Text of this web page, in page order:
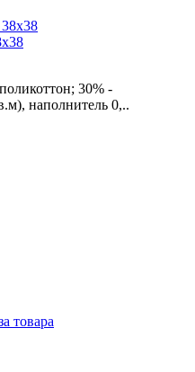
30% -
наполнитель 0,..
товара